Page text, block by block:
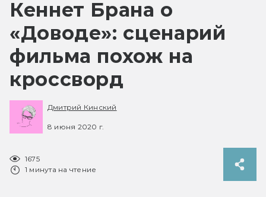
Кеннет Брана о
«Доводе»: сценарий
фильма похож на
кроссворд
Дмитрий Кинский
8 июня 2020 г.
1675
1 минута на чтение